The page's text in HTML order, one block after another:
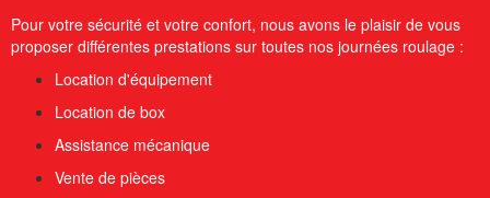
Pour votre sécurité et votre confort, nous avons le plaisir de vous
proposer différentes prestations sur toutes nos journées roulage :
Location d'équipement
Location de box
Assistance mécanique
Vente de pièces